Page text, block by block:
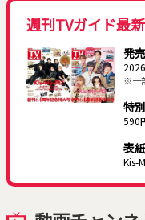
週刊TVガイド最
発
※一
特
590
表紙
Kis-